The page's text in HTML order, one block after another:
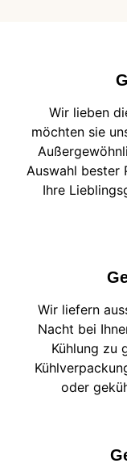
Wir lieben
möchten sie
Auswahl bester
Ihre
Wir liefern
Nacht bei
Kühlung zu
oder